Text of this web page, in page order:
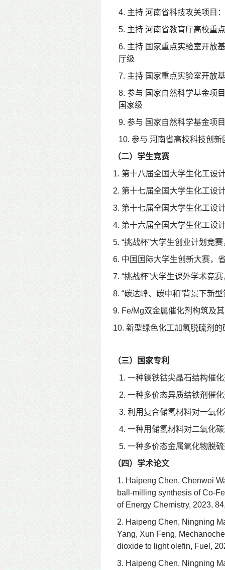
4. 主持 河南省科技攻关项目
5. 主持 河南省教育厅高校重
6. 主持 国家重点实验室开放
厅级
7. 主持 国家重点实验室开放
8. 参与 国家自然科学基金项
国家级
9. 参与 国家自然科学基金项
10. 参与 河南省高校科技创新
（二）学生竞赛
1. 第十八届全国大学生化工设
2. 第十七届全国大学生化工设
3. 第十七届全国大学生化工设
4. 第十六届全国大学生化工设
5. “挑战杯”大学生创业计划竞
6. 中国国际大学生创新大赛，
7. “挑战杯”大学生课外学术竞
8. “碳达峰、碳中和”背景下新
9. Fe/Mg双金属催化剂构筑及
10. 新型绿色化工加氢脱硫剂
（三）国家专利
1. 一种镁铁钴尖晶石结构催
2. 一种多价态异质结铁剂催
3. 利用复合储氢材料对一氧
4. 一种用储氢材料对二氧化
5. 一种多价态金属氧化物脱
（四）学术论文
1. Haipeng Chen, Chenwei
ball-milling synthesis of Co-
of Energy Chemistry, 2023,
2. Haipeng Chen, Ningning
Yang, Xun Feng,
dioxide to light olefin, Fuel,
3. Haipeng Chen, Ningning